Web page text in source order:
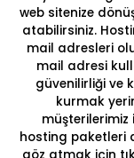
web sitenize
atabilirsiniz.
mail adresleri
mail adresi
güvenilirliği ve
kurmak
müşterilerimiz
hosting paketleri